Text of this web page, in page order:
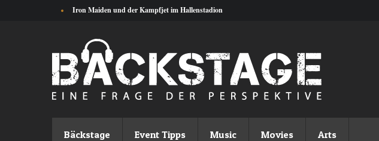
Iron Maiden und der Kampfjet im Hallenstadion
Bäckstage Event Tipps Music Movies Arts